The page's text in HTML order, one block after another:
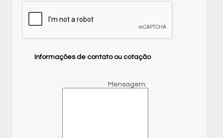
Informações de contato ou cotação
Mensagem: